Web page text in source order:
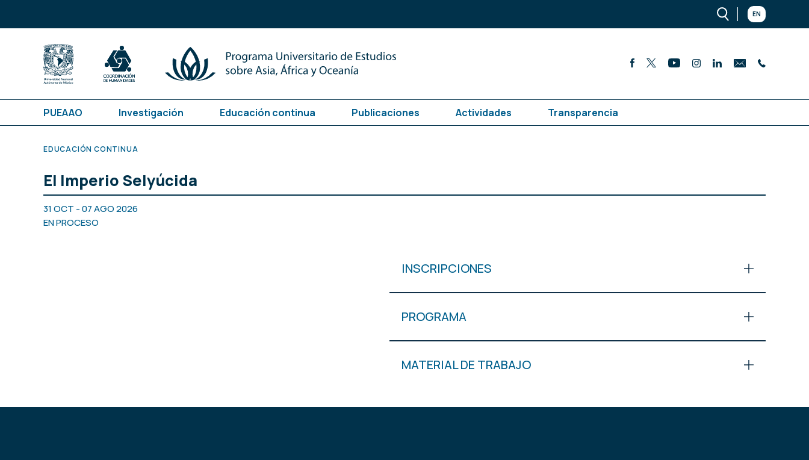
EN
PUEAAO Investigación Educación continua Publicaciones Actividades Transparencia
EDUCACIÓN CONTINUA
El Imperio Selyúcida
31 OCT - 07 AGO 2026
EN PROCESO
INSCRIPCIONES
PROGRAMA
MATERIAL DE TRABAJO